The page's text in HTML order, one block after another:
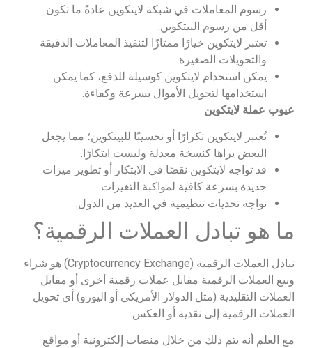
رسوم المعاملات في شبكة لايتكوين عادةً ما تكون
أقل من رسوم البيتكوين.
تعتبر لايتكوين خيارًا ممتازًا لتنفيذ المعاملات الدقيقة
والتحويلات الصغيرة.
يمكن استخدام لايتكوين كوسيلة للدفع، كما يمكن
استخدامها لتحويل الأموال بسرعة وكفاءة.
عيوب عملة لايتكوين
تُعتبر لايتكوين تكرارًا أو تحسينًا للبيتكوين؛ مما يجعل
البعض يراها كنسخة معدلة وليست ابتكارًا.
قد تواجه لايتكوين نقصًا في الابتكار أو تطوير ميزات
جديدة بسرعة كافية لمواكبة التغيرات.
تواجه تحديات تنظيمية في العديد من الدول.
ما هو تبادل العملات الرقمية؟
تبادل العملات الرقمية (Cryptocurrency Exchange) هو شراء
وبيع العملات الرقمية مقابل عملات رقمية أخرى أو مقابل
العملات التقليدية (مثل الدولار الأمريكي أو اليورو) أي تحويل
العملات الرقمية إلى نقدية أو العكس.
مع العلم أنه يتم ذلك من خلال منصات إلكترونية أو مواقع